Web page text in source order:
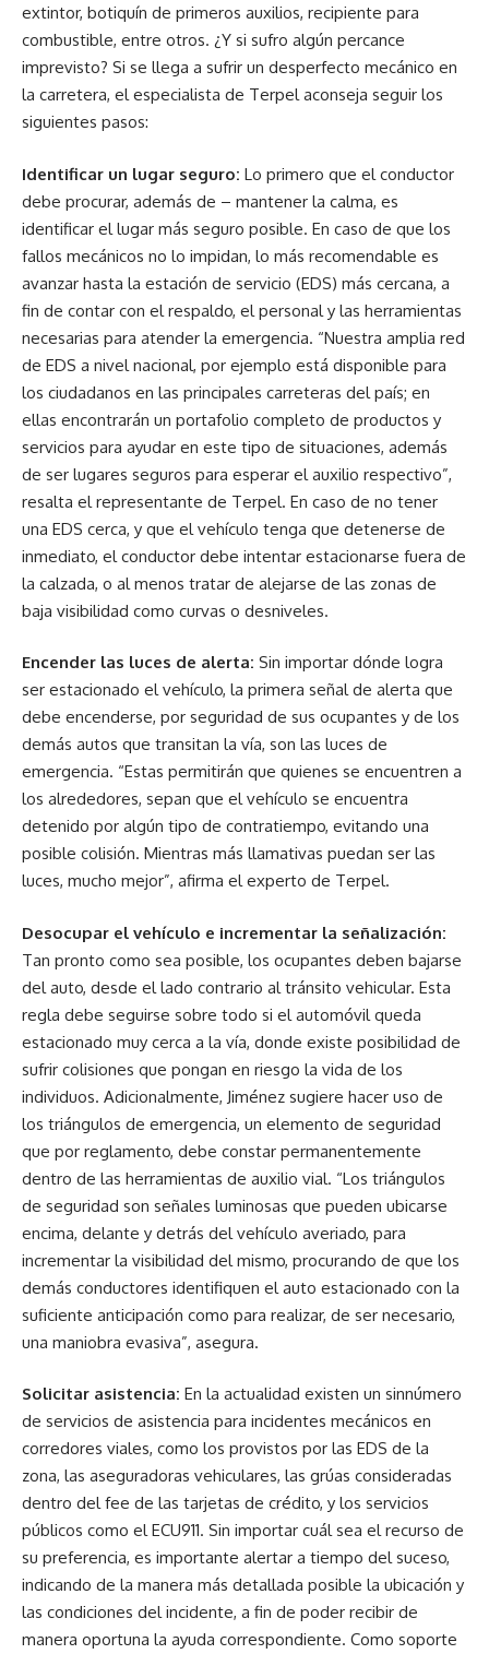
extintor, botiquín de primeros auxilios, recipiente para
combustible, entre otros. ¿Y si sufro algún percance
imprevisto? Si se llega a sufrir un desperfecto mecánico en
la carretera, el especialista de Terpel aconseja seguir los
siguientes pasos:
Identificar un lugar seguro: Lo primero que el conductor
debe procurar, además de – mantener la calma, es
identificar el lugar más seguro posible. En caso de que los
fallos mecánicos no lo impidan, lo más recomendable es
avanzar hasta la estación de servicio (EDS) más cercana, a
fin de contar con el respaldo, el personal y las herramientas
necesarias para atender la emergencia. “Nuestra amplia red
de EDS a nivel nacional, por ejemplo está disponible para
los ciudadanos en las principales carreteras del país; en
ellas encontrarán un portafolio completo de productos y
servicios para ayudar en este tipo de situaciones, además
de ser lugares seguros para esperar el auxilio respectivo”,
resalta el representante de Terpel. En caso de no tener
una EDS cerca, y que el vehículo tenga que detenerse de
inmediato, el conductor debe intentar estacionarse fuera de
la calzada, o al menos tratar de alejarse de las zonas de
baja visibilidad como curvas o desniveles.
Encender las luces de alerta: Sin importar dónde logra
ser estacionado el vehículo, la primera señal de alerta que
debe encenderse, por seguridad de sus ocupantes y de los
demás autos que transitan la vía, son las luces de
emergencia. “Estas permitirán que quienes se encuentren a
los alrededores, sepan que el vehículo se encuentra
detenido por algún tipo de contratiempo, evitando una
posible colisión. Mientras más llamativas puedan ser las
luces, mucho mejor”, afirma el experto de Terpel.
Desocupar el vehículo e incrementar la señalización:
Tan pronto como sea posible, los ocupantes deben bajarse
del auto, desde el lado contrario al tránsito vehicular. Esta
regla debe seguirse sobre todo si el automóvil queda
estacionado muy cerca a la vía, donde existe posibilidad de
sufrir colisiones que pongan en riesgo la vida de los
individuos. Adicionalmente, Jiménez sugiere hacer uso de
los triángulos de emergencia, un elemento de seguridad
que por reglamento, debe constar permanentemente
dentro de las herramientas de auxilio vial. “Los triángulos
de seguridad son señales luminosas que pueden ubicarse
encima, delante y detrás del vehículo averiado, para
incrementar la visibilidad del mismo, procurando de que los
demás conductores identifiquen el auto estacionado con la
suficiente anticipación como para realizar, de ser necesario,
una maniobra evasiva”, asegura.
Solicitar asistencia: En la actualidad existen un sinnúmero
de servicios de asistencia para incidentes mecánicos en
corredores viales, como los provistos por las EDS de la
zona, las aseguradoras vehiculares, las grúas consideradas
dentro del fee de las tarjetas de crédito, y los servicios
públicos como el ECU911. Sin importar cuál sea el recurso de
su preferencia, es importante alertar a tiempo del suceso,
indicando de la manera más detallada posible la ubicación y
las condiciones del incidente, a fin de poder recibir de
manera oportuna la ayuda correspondiente. Como soporte